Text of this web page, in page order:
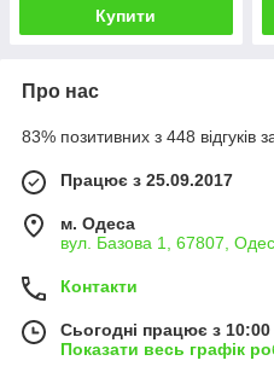
Купити
Про нас
83% позитивних з 448 відгуків
Працює з 25.09.2017
м. Одеса
вул. Базова 1, 67807,
Контакти
Сьогодні працює з
Показати весь графік